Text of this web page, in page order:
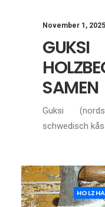
November 1, 2025
SAMEN
Guksi
schwedisch